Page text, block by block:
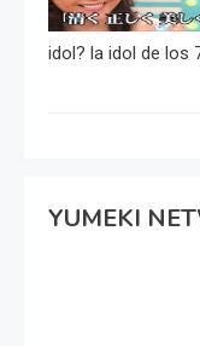
idol? la idol de los
YUMEKI